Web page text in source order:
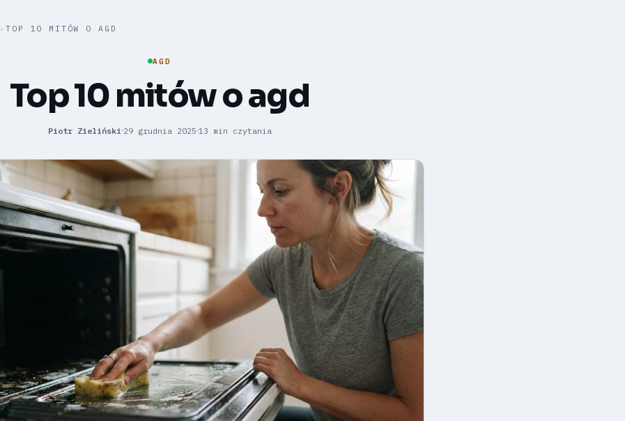
›TOP 10 MITÓW O AGD
AGD
Top 10 mitów o agd
Piotr Zieliński 29 grudnia 2025 13 min czytania